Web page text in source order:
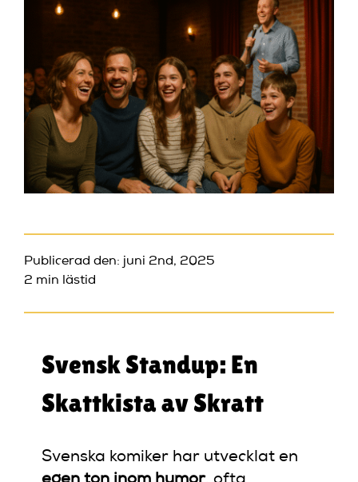
Publicerad den: juni 2nd, 2025
2 min lästid
Svensk Standup: En
Skattkista av Skratt
Svenska komiker har utvecklat en